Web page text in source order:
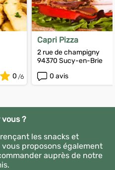
0
Capri Pizza
2 rue de champigny
94370 Sucy-en-Brie
0 avis
?
les snacks et
proposons également
auprès de notre